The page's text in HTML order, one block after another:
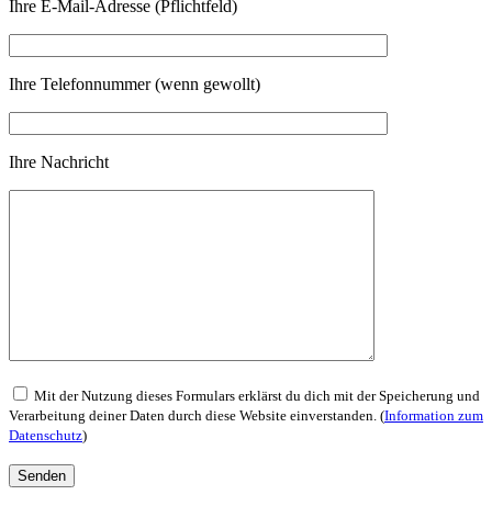
Ihre E-Mail-Adresse (Pflichtfeld)
Ihre Telefonnummer (wenn gewollt)
Ihre Nachricht
Mit der Nutzung dieses Formulars erklärst du dich mit der Speicherung und
Verarbeitung deiner Daten durch diese Website einverstanden. (Information zum
Datenschutz)